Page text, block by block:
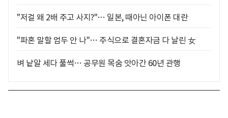
"저걸 왜 2배 주고 사지?"… 일본, 때아닌 아이폰 대란
"파혼 말할 엄두 안 나"… 주식으로 결혼자금 다 날린 女
벼 낱알 세다 풀썩… 공무원 목숨 앗아간 60년 관행